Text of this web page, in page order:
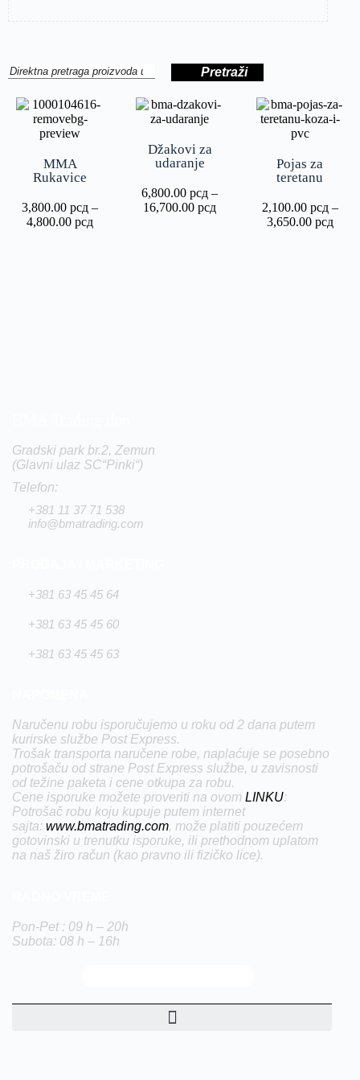
Pretraži
MMA
Rukavice
3,800.00рсд –
4,800.00рсд
Džakovi za
udaranje
6,800.00рсд –
16,700.00рсд
Pojas za
teretanu
2,100.00 рсд –
3,650.00 рсд
Gradski park br.2, Zemun
(Glavni ulaz SC“Pinki“)
Telefon:
+381 11 37 71 538
info@bmatrading.com
+381 63 45 45 64
+381 63 45 45 60
+381 63 45 45 63
Naručenu robu isporučujemo u roku od 2 dana putem
kurirske službe Post Express.
Trošak transporta naručene robe, naplaćuje se posebno
potrošaču od strane Post Express službe, u zavisnosti
od težine paketa i cene otkupa za robu.
Cene isporuke možete proveriti na ovom LINKU:
Potrošač robu koju kupuje putem internet
sajta: www.bmatrading.com, može platiti pouzećem
gotovinski u trenutku isporuke, ili prethodnom uplatom
na naš žiro račun (kao pravno ili fizičko lice).
Pon-Pet : 09 h – 20h
Subota: 08 h – 16h